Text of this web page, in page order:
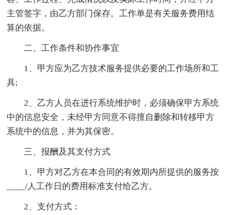
主管签字，由乙方部门保存。工作单是有关服务费用结
算的依据。
二、工作条件和协作事宜
1、甲方应为乙方技术服务提供必要的工作场所和工
具;
2、乙方人员在进行系统维护时，必须确保甲方系统
中的信息安全，未经甲方同意不得擅自删除和转移甲方
系统中的信息，并为其保密。
三、报酬及其支付方式
1、甲方对乙方在本合同的有效期内所提供的服务按
____/人工作日的费用标准支付给乙方。
2、支付方式：